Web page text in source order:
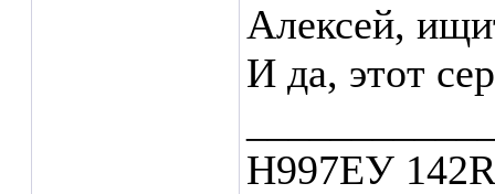
Алексей,
И да, этот
Н997ЕУ